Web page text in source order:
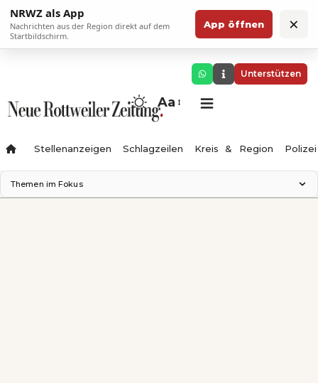
NRWZ als App
Nachrichten aus der Region direkt auf dem
Startbildschirm.
App öffnen ×
Unterstützen
Aa
Stellenanzeigen Schlagzeilen Kreis & Region Polizei
Themen im Fokus